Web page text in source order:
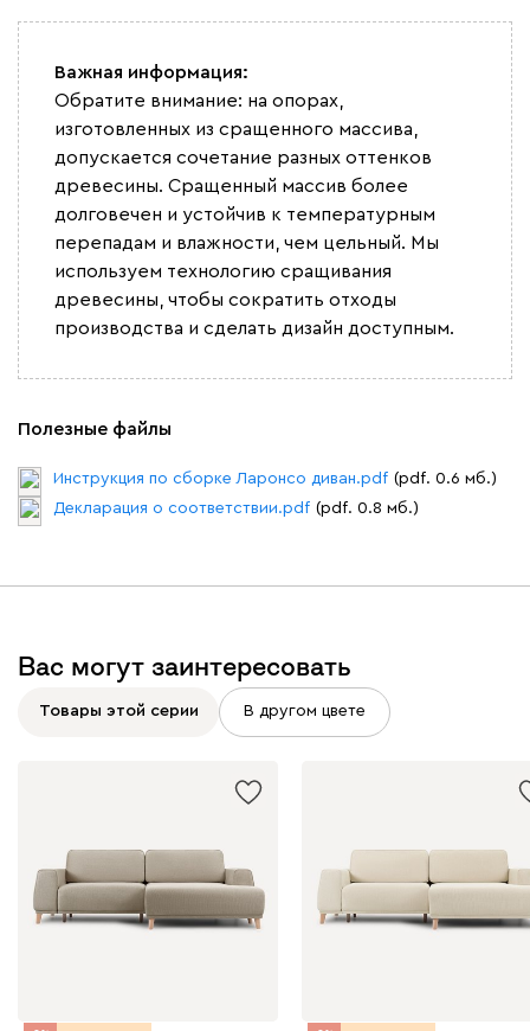
Бежевый Графит
Дарте 157 990
Серый Терракота Тёмно-синий
Важная информация:
Обратите внимание: на опорах,
изготовленных из сращенного массива,
допускается сочетание разных оттенков
древесины. Сращенный массив более
долговечен и устойчив к температурным
перепадам и влажности, чем цельный. Мы
используем технологию сращивания
древесины, чтобы сократить отходы
производства и сделать дизайн доступным.
Полезные файлы
Инструкция по сборке Ларонсо диван.pdf (pdf. 0.6 мб.)
Декларация о соответствии.pdf (pdf. 0.8 мб.)
Вас могут заинтересовать
Товары этой серии В другом цвете